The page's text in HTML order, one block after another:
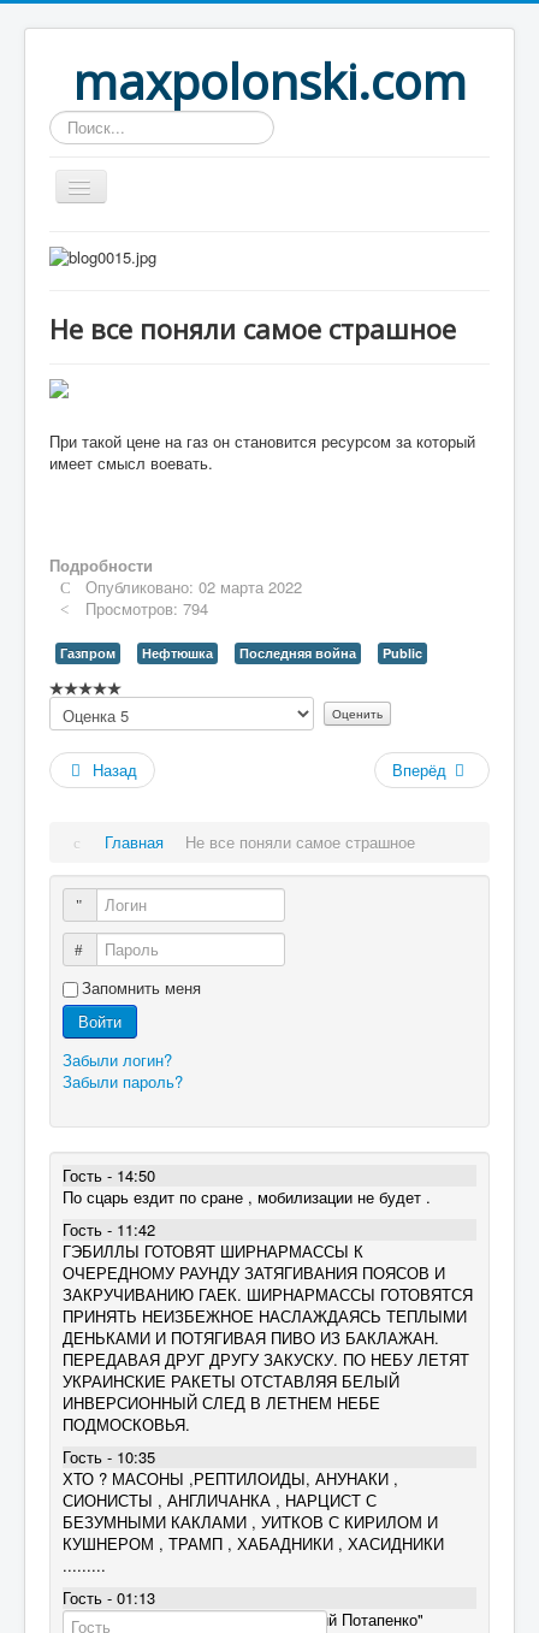
maxpolonski.com
Искать...
Home
Рассказы
Не все поняли самое страшное
При такой цене на газ он становится ресурсом за который
имеет смысл воевать.
Подробности
Опубликовано: 02 марта 2022
Просмотров: 794
Газпром Нефтюшка Последняя война Public
Рейтинг:
/
Пожалуйста,
оцените
Назад
Вперёд
Главная Не все поняли самое страшное
Логин
Пароль
Запомнить меня
Войти
Забыли логин?
Забыли пароль?
Гость - 14:50
По сцарь ездит по сране , мобилизации не будет .
Гость - 11:42
ГЭБИЛЛЫ ГОТОВЯТ ШИРНАРМАССЫ К
ОЧЕРЕДНОМУ РАУНДУ ЗАТЯГИВАНИЯ ПОЯСОВ И
ЗАКРУЧИВАНИЮ ГАЕК. ШИРНАРМАССЫ ГОТОВЯТСЯ
ПРИНЯТЬ НЕИЗБЕЖНОЕ НАСЛАЖДАЯСЬ ТЕПЛЫМИ
ДЕНЬКАМИ И ПОТЯГИВАЯ ПИВО ИЗ БАКЛАЖАН.
ПЕРЕДАВАЯ ДРУГ ДРУГУ ЗАКУСКУ. ПО НЕБУ ЛЕТЯТ
УКРАИНСКИЕ РАКЕТЫ ОТСТАВЛЯЯ БЕЛЫЙ
ИНВЕРСИОННЫЙ СЛЕД В ЛЕТНЕМ НЕБЕ
ПОДМОСКОВЬЯ.
Гость - 10:35
ХТО ? МАСОНЫ ,РЕПТИЛОИДЫ, АНУНАКИ ,
СИОНИСТЫ , АНГЛИЧАНКА , НАРЦИСТ С
БЕЗУМНЫМИ КАКЛАМИ , УИТКОВ С КИРИЛОМ И
КУШНЕРОМ , ТРАМП , ХАБАДНИКИ , ХАСИДНИКИ
.........
Гость - 01:13
"Они нас к чему-то готовят.. Дмитрий Потапенко"